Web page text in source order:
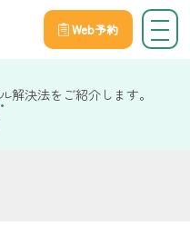
Web予約
康コラム
解決法をご紹介します。